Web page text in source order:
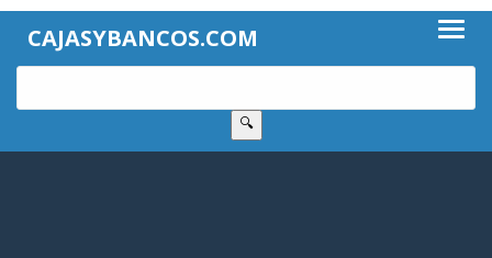
CAJASYBANCOS.COM
🔍